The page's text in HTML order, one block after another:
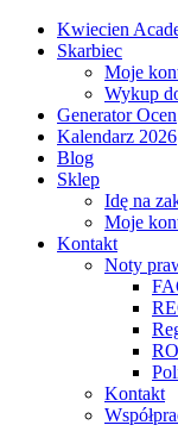
Kwiecien
Skarbiec
Moje
Wykup
Generator Ocen
Kalendarz 2026
Blog
Sklep
Idę na
Moje
Kontakt
Noty
Kontakt